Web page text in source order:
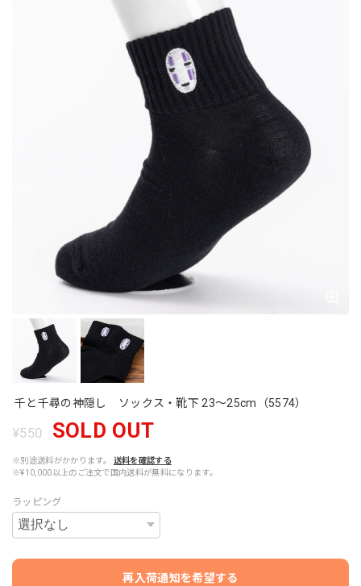
千と千尋の神隠し ソックス・靴下 23〜25cm（5574）
¥550 SOLD OUT
※別途送料がかかります。
送料を確認する
※¥10,000以上のご注文で国内送料が無料になります。
ラッピング
再入荷通知を希望する